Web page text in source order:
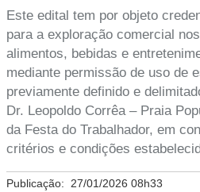
Este edital tem por objeto
para a exploração comercial
alimentos, bebidas e
mediante permissão de uso de
previamente definido e
Dr. Leopoldo Corrêa – Praia
da Festa do Trabalhador, em
critérios e condições
Publicação: 27/01/2026 08h33